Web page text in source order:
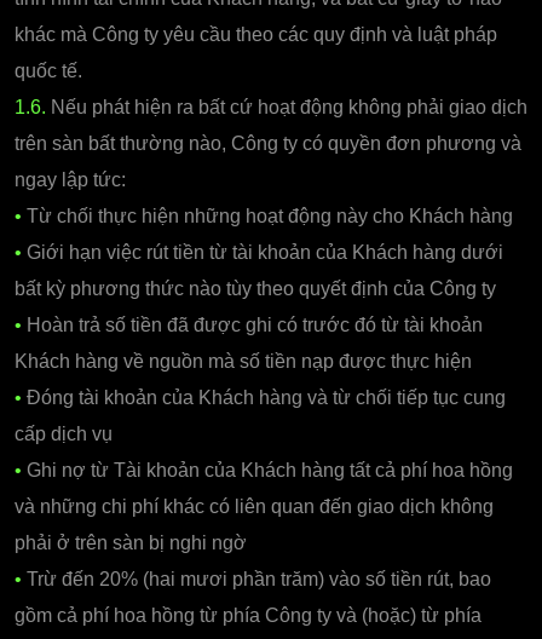
khác mà Công ty yêu cầu theo các quy định và luật pháp
quốc tế.
1.6. Nếu phát hiện ra bất cứ hoạt động không phải giao dịch
trên sàn bất thường nào, Công ty có quyền đơn phương và
ngay lập tức:
• Từ chối thực hiện những hoạt động này cho Khách hàng
• Giới hạn việc rút tiền từ tài khoản của Khách hàng dưới
bất kỳ phương thức nào tùy theo quyết định của Công ty
• Hoàn trả số tiền đã được ghi có trước đó từ tài khoản
Khách hàng về nguồn mà số tiền nạp được thực hiện
• Đóng tài khoản của Khách hàng và từ chối tiếp tục cung
cấp dịch vụ
• Ghi nợ từ Tài khoản của Khách hàng tất cả phí hoa hồng
và những chi phí khác có liên quan đến giao dịch không
phải ở trên sàn bị nghi ngờ
• Trừ đến 20% (hai mươi phần trăm) vào số tiền rút, bao
gồm cả phí hoa hồng từ phía Công ty và (hoặc) từ phía